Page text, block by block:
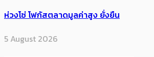
ห่วงโซ่ โฟกัสตลาดมูลค่าสูง ยั่งยืน
5 August 2026